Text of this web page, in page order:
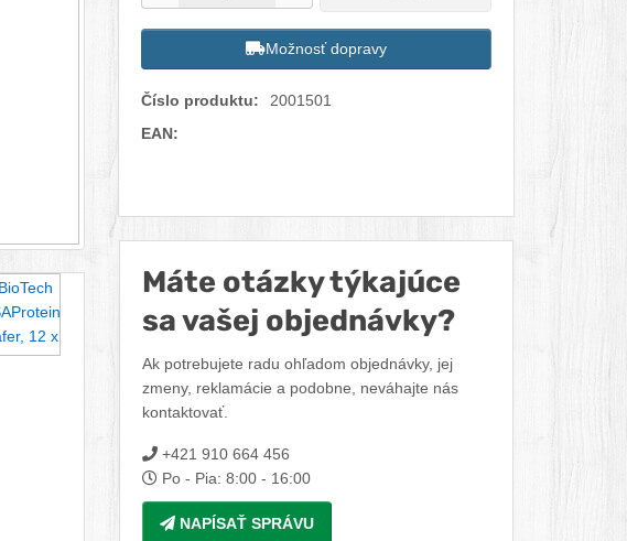
Možnosť dopravy
Číslo produktu:
2001501
EAN:
Máte otázky týkajúce
sa vašej objednávky?
Ak potrebujete radu ohľadom objednávky, jej
zmeny, reklamácie a podobne, neváhajte nás
kontaktovať.
+421 910 664 456
Po - Pia: 8:00 - 16:00
NAPÍSAŤ SPRÁVU